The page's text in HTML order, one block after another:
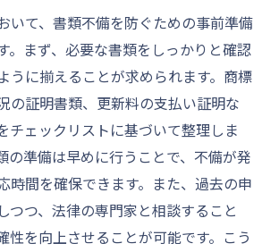
いて、書類不備を防ぐための事前準備
。まず、必要な書類をしっかりと確認
うに揃えることが求められます。商標
の証明書類、更新料の支払い証明な
チェックリストに基づいて整理しま
の準備は早めに行うことで、不備が発
時間を確保できます。また、過去の申
つつ、法律の専門家と相談すること
性を向上させることが可能です。こう